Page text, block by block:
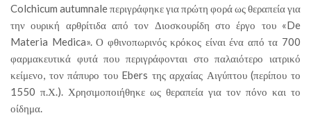
Colchicum autumnale περιγράφηκε για πρώτη φορά ως θεραπεία για
την ουρική αρθρίτιδα από τον Διοσκουρίδη στο έργο του «De
Materia Medica». Ο φθινοπωρινός κρόκος είναι ένα από τα 700
φαρμακευτικά φυτά που περιγράφονται στο παλαιότερο ιατρικό
κείμενο, τον πάπυρο του Ebers της αρχαίας Αιγύπτου (περίπου το
1550 π.Χ.). Χρησιμοποιήθηκε ως θεραπεία για τον πόνο και το
οίδημα.